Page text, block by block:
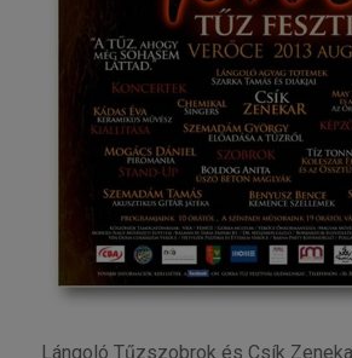
Lángoló Tűzszobrok és Csík